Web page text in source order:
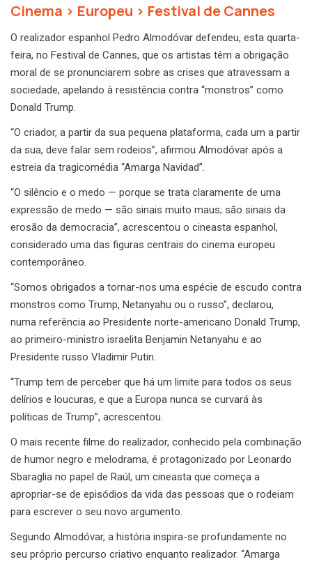
Cinema > Europeu > Festival de Cannes
O realizador espanhol Pedro Almodóvar defendeu, esta quarta-
feira, no Festival de Cannes, que os artistas têm a obrigação
moral de se pronunciarem sobre as crises que atravessam a
sociedade, apelando à resistência contra “monstros” como
Donald Trump.
“O criador, a partir da sua pequena plataforma, cada um a partir
da sua, deve falar sem rodeios”, afirmou Almodóvar após a
estreia da tragicomédia “Amarga Navidad”.
“O silêncio e o medo — porque se trata claramente de uma
expressão de medo — são sinais muito maus; são sinais da
erosão da democracia”, acrescentou o cineasta espanhol,
considerado uma das figuras centrais do cinema europeu
contemporâneo.
“Somos obrigados a tornar-nos uma espécie de escudo contra
monstros como Trump, Netanyahu ou o russo”, declarou,
numa referência ao Presidente norte-americano Donald Trump,
ao primeiro-ministro israelita Benjamin Netanyahu e ao
Presidente russo Vladimir Putin.
“Trump tem de perceber que há um limite para todos os seus
delírios e loucuras, e que a Europa nunca se curvará às
políticas de Trump”, acrescentou.
O mais recente filme do realizador, conhecido pela combinação
de humor negro e melodrama, é protagonizado por Leonardo
Sbaraglia no papel de Raúl, um cineasta que começa a
apropriar-se de episódios da vida das pessoas que o rodeiam
para escrever o seu novo argumento.
Segundo Almodóvar, a história inspira-se profundamente no
seu próprio percurso criativo enquanto realizador. “Amarga